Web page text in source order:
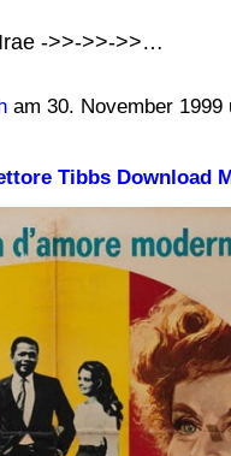
->>->>->>…
am 30. November
Tibbs Download